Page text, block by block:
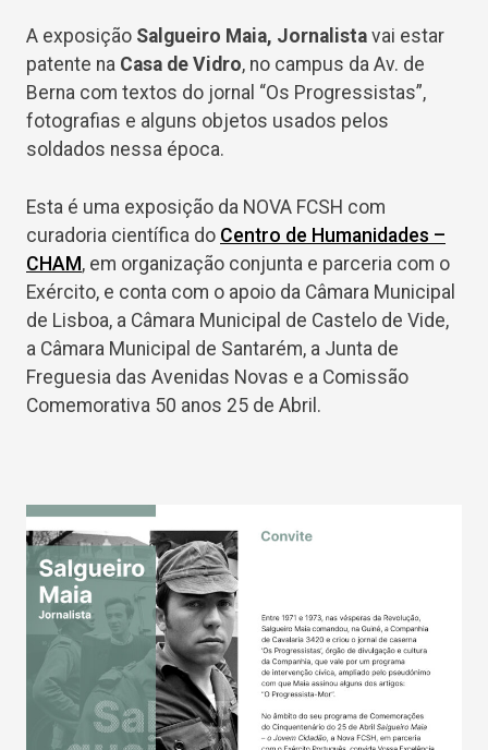
A exposição Salgueiro Maia, Jornalista vai estar
patente na Casa de Vidro, no campus da Av. de
Berna com textos do jornal “Os Progressistas”,
fotografias e alguns objetos usados pelos
soldados nessa época.
Esta é uma exposição da NOVA FCSH com
curadoria científica do Centro de Humanidades –
CHAM, em organização conjunta e parceria com o
Exército, e conta com o apoio da Câmara Municipal
de Lisboa, a Câmara Municipal de Castelo de Vide,
a Câmara Municipal de Santarém, a Junta de
Freguesia das Avenidas Novas e a Comissão
Comemorativa 50 anos 25 de Abril.